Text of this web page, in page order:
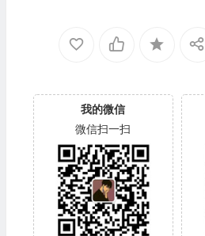
我的微信
微信扫一扫